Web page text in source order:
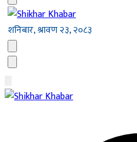
शनिबार, श्रावण २३, २०८३